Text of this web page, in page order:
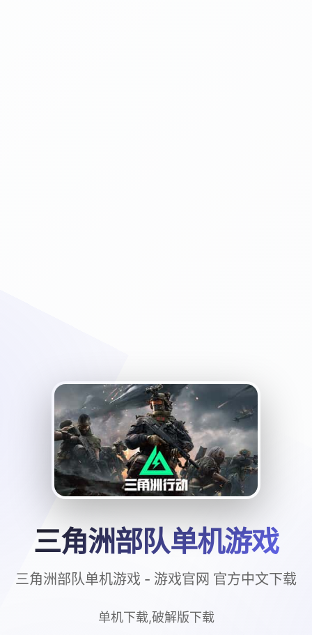
三角洲部队单机游戏
三角洲部队单机游戏 - 游戏官网 官方中文下载
单机下载,破解版下载